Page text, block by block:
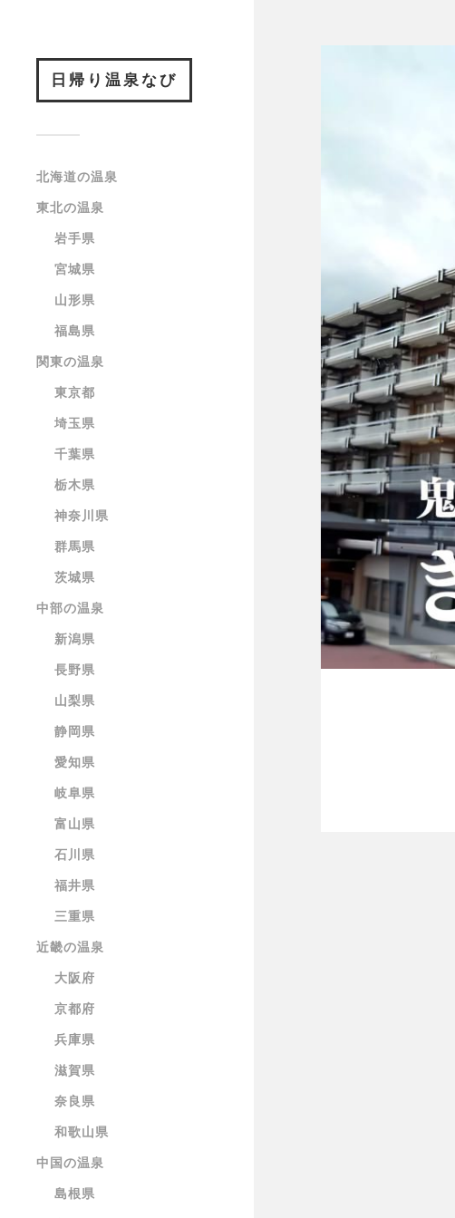
日帰り温泉なび
北海道の温泉
東北の温泉
岩手県
宮城県
山形県
福島県
関東の温泉
東京都
埼玉県
千葉県
栃木県
神奈川県
群馬県
茨城県
中部の温泉
新潟県
長野県
山梨県
静岡県
愛知県
岐阜県
富山県
石川県
福井県
三重県
近畿の温泉
大阪府
京都府
兵庫県
滋賀県
奈良県
和歌山県
中国の温泉
島根県